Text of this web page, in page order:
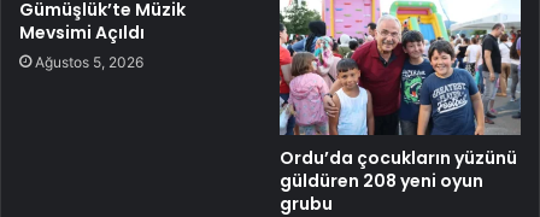
Gümüşlük’te Müzik
Mevsimi Açıldı
Ağustos 5, 2026
Ordu’da çocukların yüzünü
güldüren 208 yeni oyun
grubu